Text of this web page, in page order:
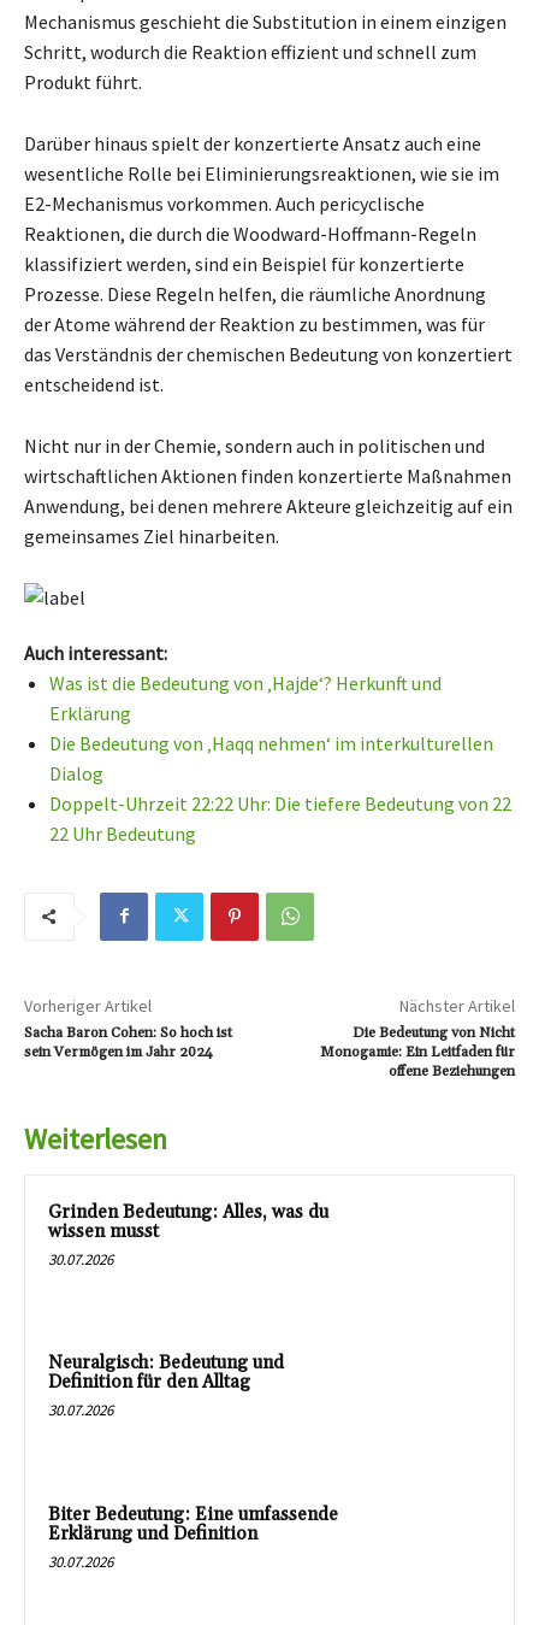
Mechanismus geschieht die Substitution in einem einzigen
Schritt, wodurch die Reaktion effizient und schnell zum
Produkt führt.
Darüber hinaus spielt der konzertierte Ansatz auch eine
wesentliche Rolle bei Eliminierungsreaktionen, wie sie im
E2-Mechanismus vorkommen. Auch pericyclische
Reaktionen, die durch die Woodward-Hoffmann-Regeln
klassifiziert werden, sind ein Beispiel für konzertierte
Prozesse. Diese Regeln helfen, die räumliche Anordnung
der Atome während der Reaktion zu bestimmen, was für
das Verständnis der chemischen Bedeutung von konzertiert
entscheidend ist.
Nicht nur in der Chemie, sondern auch in politischen und
wirtschaftlichen Aktionen finden konzertierte Maßnahmen
Anwendung, bei denen mehrere Akteure gleichzeitig auf ein
gemeinsames Ziel hinarbeiten.
Auch interessant:
Was ist die Bedeutung von ‚Hajde‘? Herkunft und
Erklärung
Die Bedeutung von ‚Haqq nehmen‘ im interkulturellen
Dialog
Doppelt-Uhrzeit 22:22 Uhr: Die tiefere Bedeutung von 22
22 Uhr Bedeutung
Vorheriger Artikel
Sacha Baron Cohen: So hoch ist
sein Vermögen im Jahr 2024
Nächster Artikel
Die Bedeutung von Nicht
Monogamie: Ein Leitfaden für
offene Beziehungen
Weiterlesen
Grinden Bedeutung: Alles, was du
wissen musst
30.07.2026
Neuralgisch: Bedeutung und
Definition für den Alltag
30.07.2026
Biter Bedeutung: Eine umfassende
Erklärung und Definition
30.07.2026